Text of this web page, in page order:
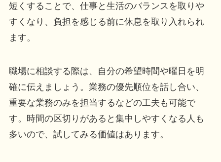
短くすることで、仕事と生活のバランスを取りや
すくなり、負担を感じる前に休息を取り入れられ
ます。
職場に相談する際は、自分の希望時間や曜日を明
確に伝えましょう。業務の優先順位を話し合い、
重要な業務のみを担当するなどの工夫も可能で
す。時間の区切りがあると集中しやすくなる人も
多いので、試してみる価値はあります。